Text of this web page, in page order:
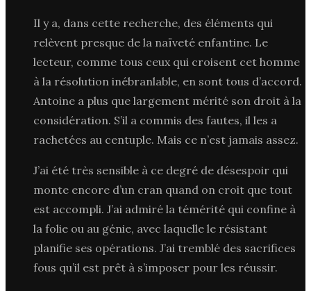
Il y a, dans cette recherche, des éléments qui
relèvent presque de la naïveté enfantine. Le
lecteur, comme tous ceux qui croisent cet homme
à la résolution inébranlable, en sont tous d’accord.
Antoine a plus que largement mérité son droit à la
considération. S’il a commis des fautes, il les a
rachetées au centuple. Mais ce n’est jamais assez.
J’ai été très sensible à ce degré de désespoir qui
monte encore d’un cran quand on croit que tout
est accompli. J’ai admiré la témérité qui confine à
la folie ou au génie, avec laquelle le résistant
planifie ses opérations. J’ai tremblé des sacrifices
fous qu’il est prêt à s’imposer pour les réussir.